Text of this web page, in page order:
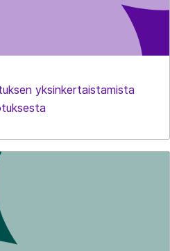
yksinkertaistamista